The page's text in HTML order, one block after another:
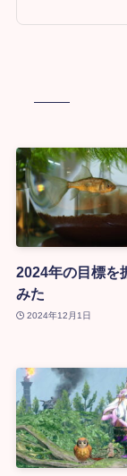
2024年の目標を
みた
2024年12月1日